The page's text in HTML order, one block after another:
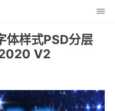
体样式PSD分层
V2